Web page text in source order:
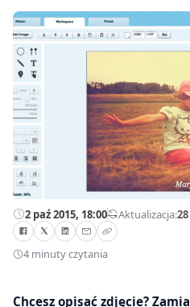
2 paź 2015, 18:00—Aktualizacja:
4 minuty czytania
Chcesz opisać zdjęcie?